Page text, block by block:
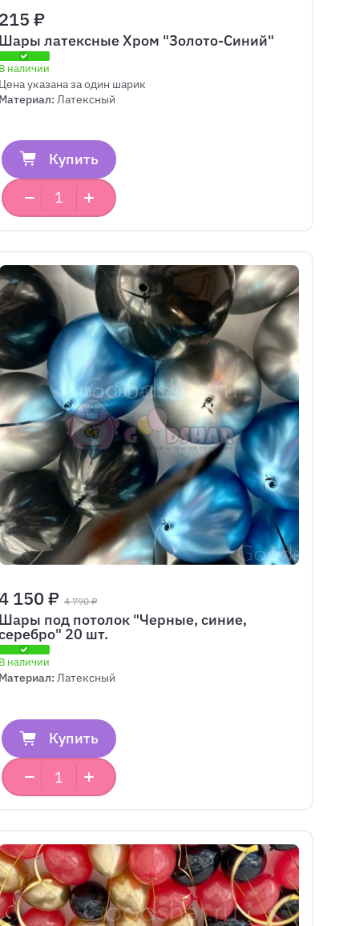
215 ₽
Шары латексные Хром "Золото-Синий"
В наличии
Цена указана за один шарик
Материал:Латексный
Купить
150 ₽ 4 790 ₽
Шары под потолок "Черные, синие,
20 шт.
В наличии
Материал:Латексный
Купить